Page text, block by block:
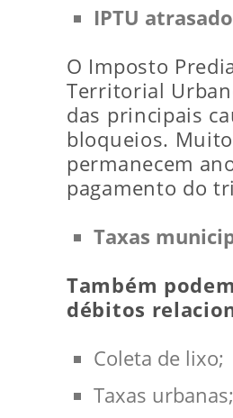
IPTU atrasado
O Imposto
Territorial
das principais
bloqueios.
permanecem
pagamento do
Taxas
Também
débitos
Coleta de lixo;
Taxas urbanas;